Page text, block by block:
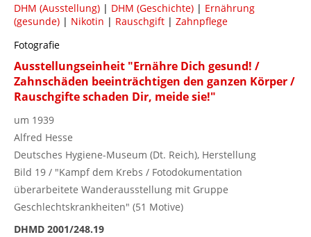
DHM (Ausstellung) | DHM (Geschichte) | Ernährung
(gesunde) | Nikotin | Rauschgift | Zahnpflege
Fotografie
Ausstellungseinheit "Ernähre Dich gesund! /
Zahnschäden beeinträchtigen den ganzen Körper /
Rauschgifte schaden Dir, meide sie!"
um 1939
Alfred Hesse
Deutsches Hygiene-Museum (Dt. Reich), Herstellung
Bild 19 / "Kampf dem Krebs / Fotodokumentation
überarbeitete Wanderausstellung mit Gruppe
Geschlechtskrankheiten" (51 Motive)
DHMD 2001/248.19